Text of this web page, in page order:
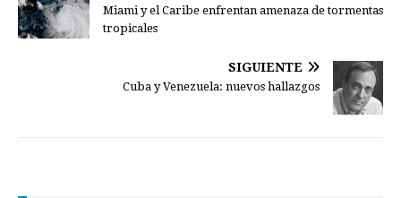
Miami y el Caribe enfrentan amenaza de tormentas
tropicales
SIGUIENTE
Cuba y Venezuela: nuevos hallazgos